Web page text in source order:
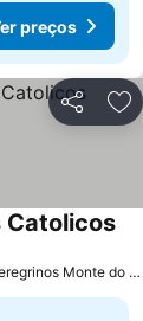
preços
Partilhar
Catolicos
a 3.9 km de Albergue de Peregrinos Monte do Gozo